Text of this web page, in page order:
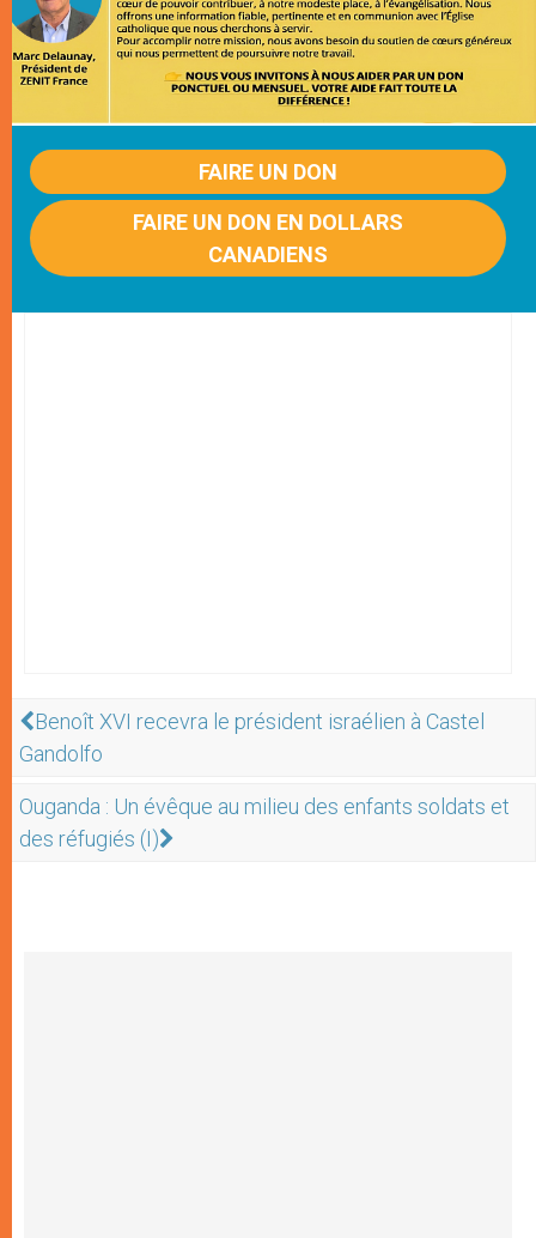
FAIRE UN DON
FAIRE UN DON EN DOLLARS
CANADIENS
Benoît XVI recevra le président israélien à Castel
Gandolfo
Ouganda : Un évêque au milieu des enfants soldats et
des réfugiés (I)